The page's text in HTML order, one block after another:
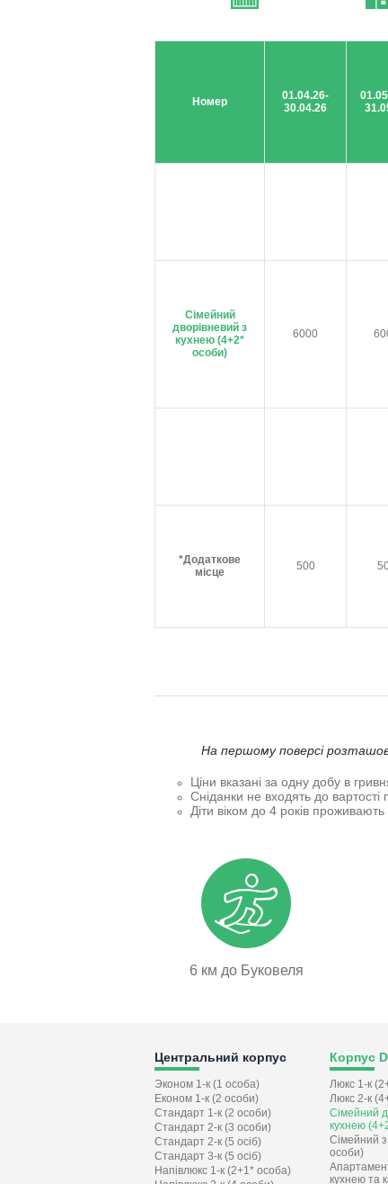
Номер
01.04.26-
30.04.26
Сімейний
дворівневий з
кухнею (4+2*
особи)
6000
*Додаткове
місце
500
На першому поверсі
Ціни вказані за одну добу в
Сніданки не входять до вартості
Діти віком до 4 років
6 км до Буковеля
Центральний корпус
Эконом 1-к (1 особа)
Економ 1-к (2 особи)
Стандарт 1-к (2 особи)
Стандарт 2-к (3 особи)
Стандарт 2-к (5 осіб)
Стандарт 3-к (5 осіб)
Напівлюкс 1-к (2+1* особа)
Корпус
Люкс 1-к
Люкс 2-к
Сімейний
кухнею
Сімейний
особи)
кухнею та